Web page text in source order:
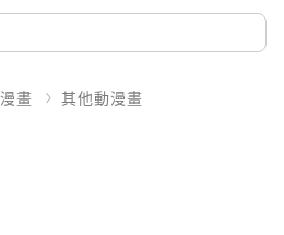
畫 其他動漫畫